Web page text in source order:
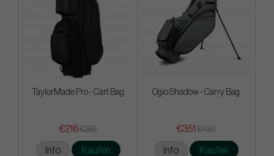
TaylorMade Pro - Cart Bag
€216€265
Info Kaufen
Ogio Shadow - Carry Bag
€351 €450
Info Kaufen